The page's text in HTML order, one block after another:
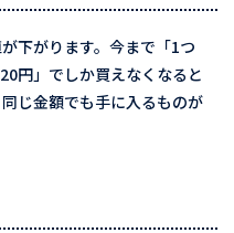
下がります。今まで「1つ
円」でしか買えなくなると
じ金額でも手に入るものが